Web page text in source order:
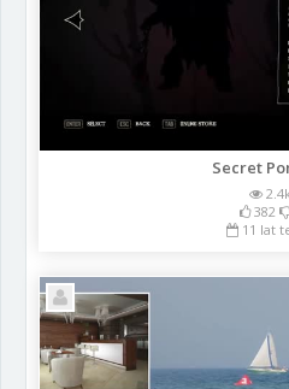
Secret
382
11 lat